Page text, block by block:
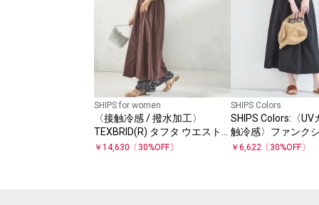
SHIPS for women
〈接触冷感 / 撥水加工〉
TEXBRID(R) タフタ ウエスト
切替 ワンピース
￥ 14,630 〔 30%OFF〕
SHIPS Colors
SHIPS Colors:〈UV
触冷感〉ファンク
ッパー ワンピース
￥ 6,622 〔 30%OFF〕